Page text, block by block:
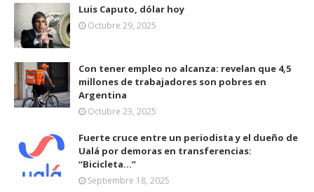
Luis Caputo, dólar hoy
Octubre 29, 2025
Con tener empleo no alcanza: revelan que 4,5
millones de trabajadores son pobres en
Argentina
Octubre 23, 2025
Fuerte cruce entre un periodista y el dueño de
Ualá por demoras en transferencias:
“Bicicleta...”
Septiembre 18, 2025